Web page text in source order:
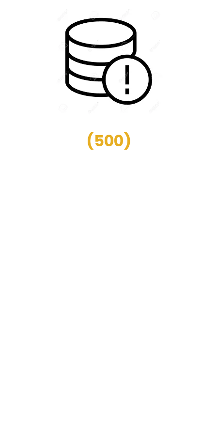
(500)